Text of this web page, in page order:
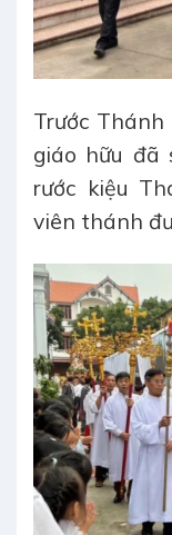
Trước Thánh
giáo hữu đã
rước kiệu
viên thánh